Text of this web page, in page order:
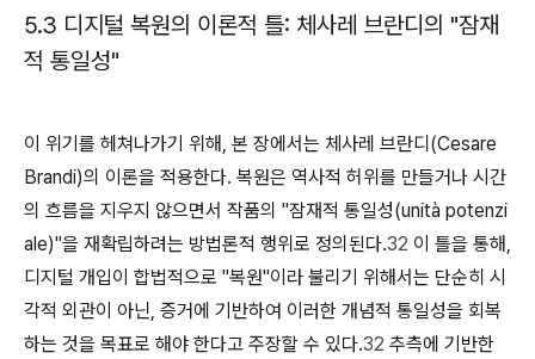
5.3 디지털 복원의 이론적 틀: 체사레 브란디의 "잠재
적 통일성"
이 위기를 헤쳐나가기 위해, 본 장에서는 체사레 브란디(Cesare
Brandi)의 이론을 적용한다. 복원은 역사적 허위를 만들거나 시간
의 흐름을 지우지 않으면서 작품의 "잠재적 통일성(unità potenzi
ale)"을 재확립하려는 방법론적 행위로 정의된다.32 이 틀을 통해,
디지털 개입이 합법적으로 "복원"이라 불리기 위해서는 단순히 시
각적 외관이 아닌, 증거에 기반하여 이러한 개념적 통일성을 회복
하는 것을 목표로 해야 한다고 주장할 수 있다.32 추측에 기반한